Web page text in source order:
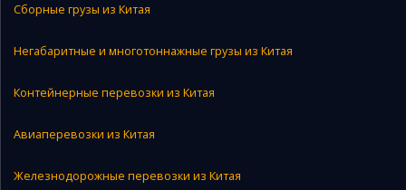
Сборные грузы из Китая
Негабаритные и многотоннажные грузы из Китая
Контейнерные перевозки из Китая
Авиаперевозки из Китая
Железнодорожные перевозки из Китая